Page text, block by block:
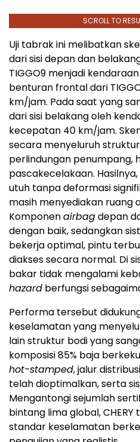
SCROLL TO
Uji tabrak ini melibatkan
dari sisi depan dan
TIGGO9 menjadi
benturan frontal dari
km/jam. Pada saat yang
dari sisi belakang oleh
kecepatan 40 km/jam.
secara menyeluruh
perlindungan penumpang,
pascakecelakaan.
utuh tanpa deformasi
masih menyediakan ruang
Komponenairbagdepan
dengan baik, sedangkan
bekerja optimal, pintu
diakses secara normal. Di
bakar tidak mengalami
hazard berfungsi
Performa tersebut
keselamatan yang
lain struktur bodi yang
komposisi 85% baja
hot-stamped, jalur
telah dioptimalkan, serta
Mengantongi sejumlah
bintang lima global,
standar keselamatan